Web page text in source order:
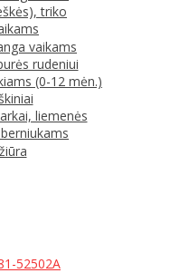
triko
vaikams
rudeniui
(0-12 mėn.)
liemenės
52502A